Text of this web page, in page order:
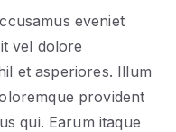
eveniet
vel dolore
et asperiores. Illum
provident
qui. Earum itaque